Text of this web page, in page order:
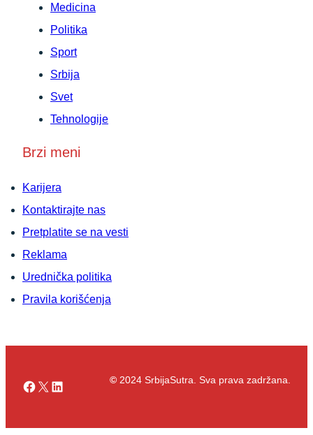
Medicina
Politika
Sport
Srbija
Svet
Tehnologije
Brzi meni
Karijera
Kontaktirajte nas
Pretplatite se na vesti
Reklama
Urednička politika
Pravila korišćenja
Facebook
X LinkedIn© 2024 SrbijaSutra. Sva prava zadržana.